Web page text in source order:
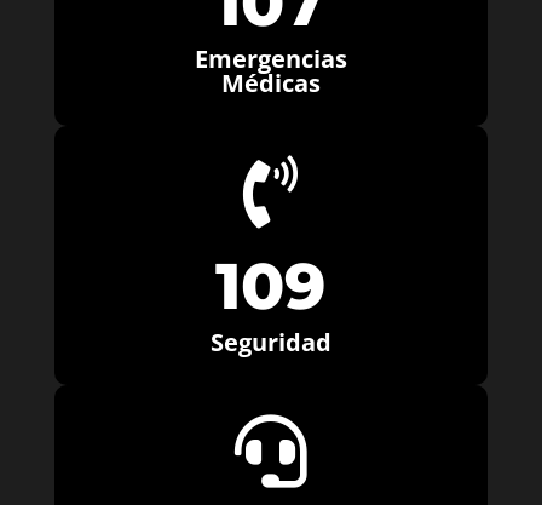
Emergencias
Médicas

109
Seguridad
